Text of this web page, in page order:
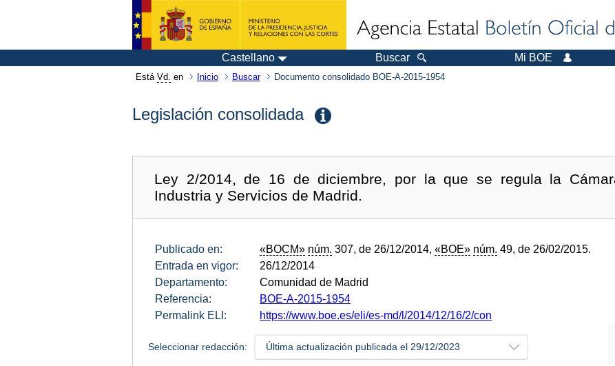
Castellano Buscar Mi BOE
Está Vd. en Inicio Buscar Documento consolidado BOE-A-2015-1954
Legislación consolidada
Ley 2/2014, de 16 de diciembre, por la que se regula la
Industria y Servicios de Madrid.
Publicado en: «BOCM» núm. 307, de 26/12/2014, «BOE» núm. 49, de 26/02/2015.
Entrada en vigor:
26/12/2014
Departamento:
Comunidad de Madrid
Referencia:
BOE-A-2015-1954
Permalink ELI:
https://www.boe.es/eli/es-md/l/2014/12/16/2/con
Seleccionar redacción: Última actualización publicada el 29/12/2023